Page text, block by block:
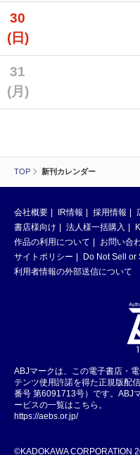
TOP 新刊カレンダー
30
(日)
31
(月)
会社概要 IR情報 採用情報
書店様向け
法人様一括購入
作品の利用について
お問い合
サイトポリシー
Do Not Sell or
利用者情報の外部送信について
ABJマークは、この電子書店・
テンツ使用許諾を得た正規版配
番号 第6091713号）です。ABJ
ービスの一覧はこちら。
https://aebs.or.jp/
©KADOKAWA CORPORATION